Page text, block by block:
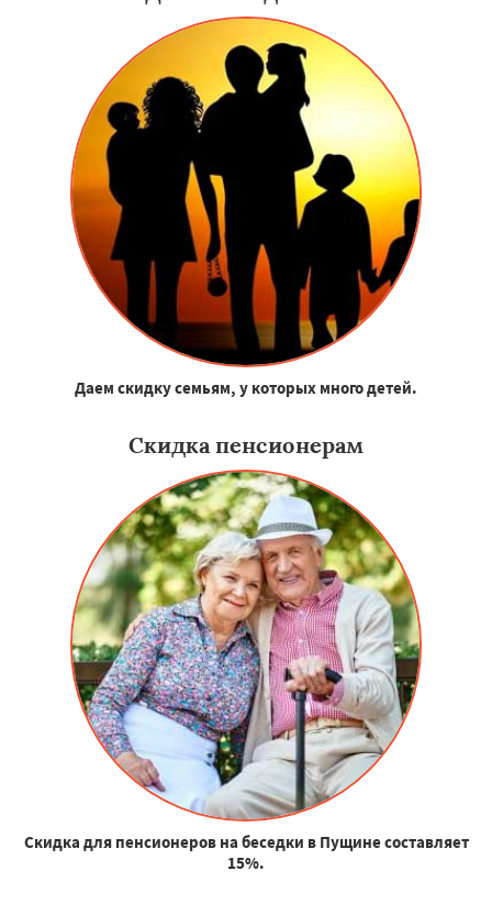
Даем скидку семьям, у которых много детей.
Скидка пенсионерам
Скидка для пенсионеров на беседки в Пущине составляет
15%.